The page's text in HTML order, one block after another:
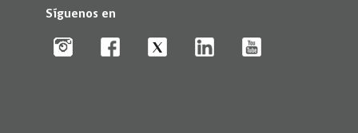
Síguenos en